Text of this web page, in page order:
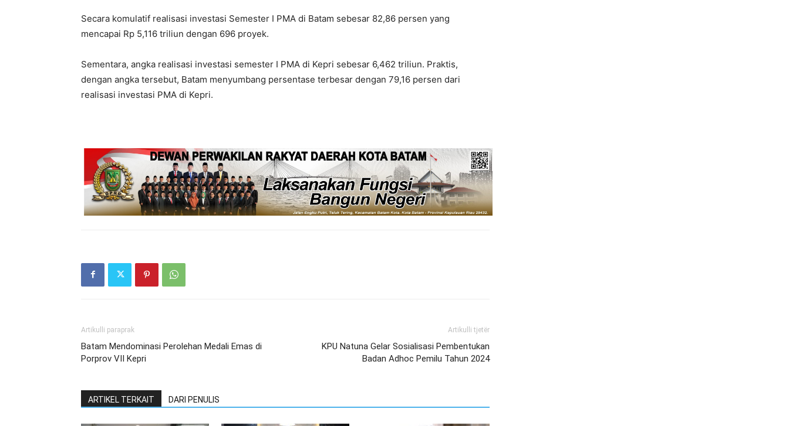
Secara komulatif realisasi investasi Semester I PMA di Batam sebesar 82,86 persen yang
mencapai Rp 5,116 triliun dengan 696 proyek.
Sementara, angka realisasi investasi semester I PMA di Kepri sebesar 6,462 triliun. Praktis,
dengan angka tersebut, Batam menyumbang persentase terbesar dengan 79,16 persen dari
realisasi investasi PMA di Kepri.
Artikulli paraprak
Batam Mendominasi Perolehan Medali Emas di
Porprov VII Kepri
Artikulli tjetër
KPU Natuna Gelar Sosialisasi Pembentukan
Badan Adhoc Pemilu Tahun 2024
ARTIKEL TERKAIT DARI PENULIS